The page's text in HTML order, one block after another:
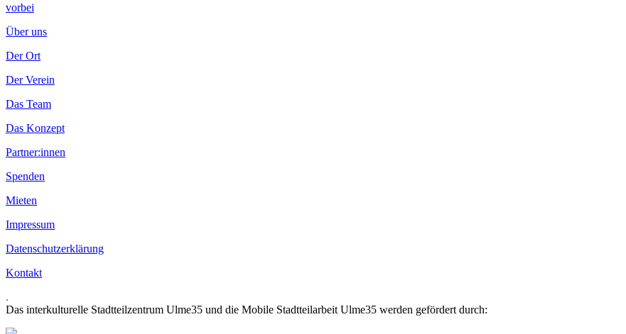
vorbei
Über uns
Der Ort
Der Verein
Das Team
Das Konzept
Partner:innen
Spenden
Mieten
Impressum
Datenschutzerklärung
Kontakt
.
Das interkulturelle Stadtteilzentrum Ulme35 und die Mobile Stadtteilarbeit Ulme35 werden gefördert durch: